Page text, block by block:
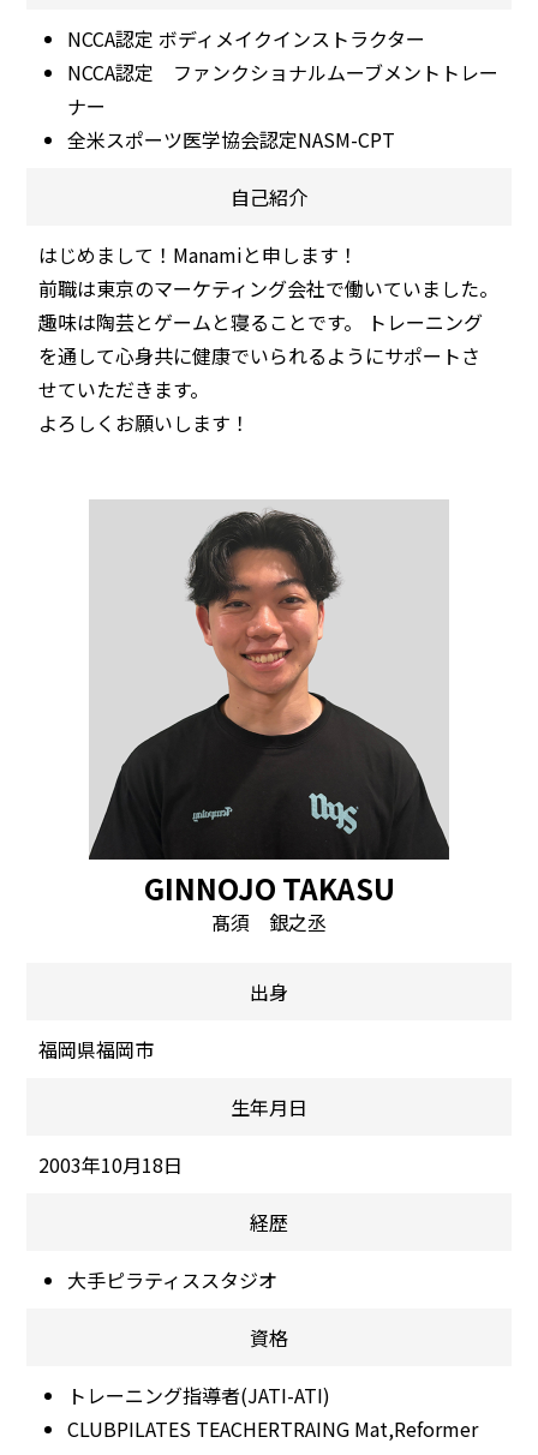
NCCA認定 ボディメイクインストラクター
NCCA認定 ファンクショナルムーブメントトレー
ナー
全米スポーツ医学協会認定NASM-CPT
自己紹介
はじめまして！Manamiと申します！
前職は東京のマーケティング会社で働いていました。
趣味は陶芸とゲームと寝ることです。 トレーニング
を通して心身共に健康でいられるようにサポートさ
せていただきます。
よろしくお願いします！
GINNOJO TAKASU
髙須 銀之丞
出身
福岡県福岡市
生年月日
2003年10月18日
経歴
大手ピラティススタジオ
資格
トレーニング指導者(JATI-ATI)
CLUBPILATES TEACHERTRAING Mat,Reformer